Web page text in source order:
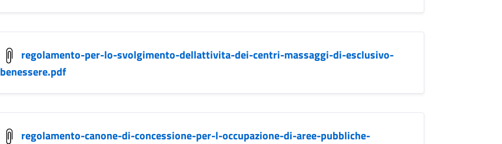
regolamento-per-lo-svolgimento-dellattivita-dei-centri-massaggi-di-esclusivo-
benessere.pdf
regolamento-canone-di-concessione-per-l-occupazione-di-aree-pubbliche-